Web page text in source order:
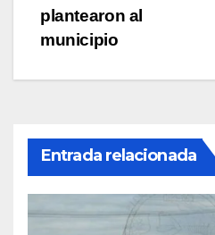
plantearon al
municipio
Entrada relacionada